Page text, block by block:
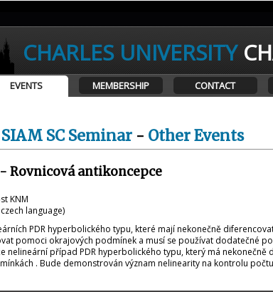
CHARLES UNIVERSITY
EVENTS MEMBERSHIP CONTACT
SIAM SC Seminar - Other Events
Rovnicová antikoncepce
KNM
language)
PDR hyperbolického typu, které mají nekonečně
pomoci okrajových podmínek a musí se používat dodatečné
nelineární případ PDR hyperbolického typu, který má
. Bude demonstrován význam nelinearity na kontrolu